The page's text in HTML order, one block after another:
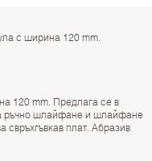
с ширина 120 mm.
120 mm. Предлага се в
ръчно шлайфане и шлайфане
свръхгъвкав плат. Абразив